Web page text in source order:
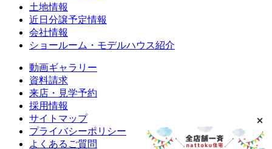
土地情報
近日分譲予定情報
会社情報
ショールーム・モデルハウス紹介
動画ギャラリー
資料請求
来店・見学予約
採用情報
サイトマップ
プライバシーポリシー
よくあるご質問